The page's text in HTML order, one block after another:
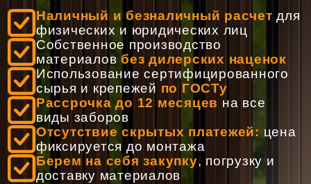
КОНТАКТЫ
+375 (44) 565-32-75
Заказать звонок
Наличный и безналичный расчет для
физических и юридических лиц
Собственное производство
материаловбез дилерских наценок
Использование сертифицированного
сырья и крепежей по ГОСТу
Рассрочка до 12 месяцев на все
виды заборов
Отсутствие скрытых платежей: цена
фиксируется до монтажа
Берем на себя закупку, погрузку и
доставку материалов